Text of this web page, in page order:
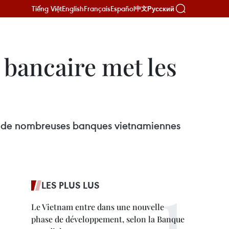
Tiếng ViệtEnglishFrançaisEspañol中文Русский
met les
nombreuses banques vietnamiennes
LES PLUS LUS
Le Vietnam entre dans une nouvelle
phase de développement, selon la Banque